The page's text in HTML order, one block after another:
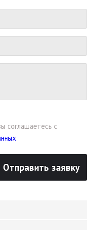
соглашаетесь с